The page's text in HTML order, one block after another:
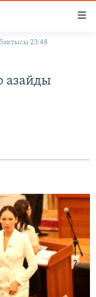
23:48
азайды